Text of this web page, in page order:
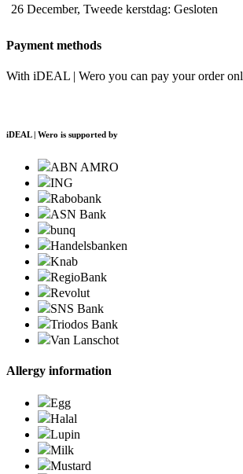
26 December, Tweede kerstdag: Gesloten
Payment methods
With iDEAL | Wero you can pay your order
iDEAL | Wero is supported by
ABN AMRO
ING
Rabobank
ASN Bank
bunq
Handelsbanken
Knab
RegioBank
Revolut
SNS Bank
Triodos Bank
Van Lanschot
Allergy information
Egg
Halal
Lupin
Milk
Mustard